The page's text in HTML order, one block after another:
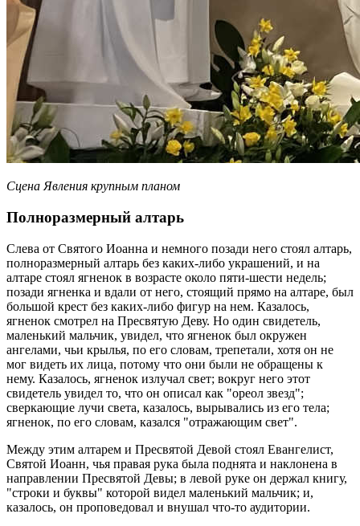
Сцена Явления крупным планом
Полноразмерный алтарь
Слева от Святого Иоанна и немного позади него стоял алтарь,
полноразмерный алтарь без каких-либо украшений, и на
алтаре стоял ягненок в возрасте около пяти-шести недель;
позади ягненка и вдали от него, стоящий прямо на алтаре, был
большой крест без каких-либо фигур на нем. Казалось,
ягненок смотрел на Пресвятую Деву. Но один свидетель,
маленький мальчик, увидел, что ягненок был окружен
ангелами, чьи крылья, по его словам, трепетали, хотя он не
мог видеть их лица, потому что они были не обращены к
нему. Казалось, ягненок излучал свет; вокруг него этот
свидетель увидел то, что он описал как "ореол звезд";
сверкающие лучи света, казалось, вырывались из его тела;
ягненок, по его словам, казался "отражающим свет".
Между этим алтарем и Пресвятой Девой стоял Евангелист,
Святой Иоанн, чья правая рука была поднята и наклонена в
направлении Пресвятой Девы; в левой руке он держал книгу,
"строки и буквы" которой видел маленький мальчик; и,
казалось, он проповедовал и внушал что-то аудитории.